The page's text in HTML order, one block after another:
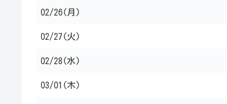
02/26(月)
02/27(火)
02/28(水)
03/01(木)